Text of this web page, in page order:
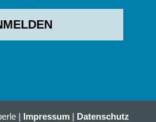
| Impressum | Datenschutz